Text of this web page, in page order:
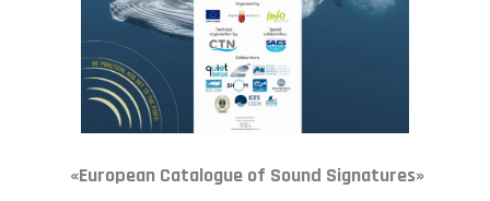
«European Catalogue of Sound Signatures»